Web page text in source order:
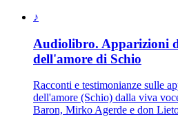
Elenco delle raccolte
♪
Audiolibro. Apparizioni
dell'amore di Schio
Racconti e testimonianze sulle
dell'amore (Schio) dalla viva
Baron, Mirko Agerde e don